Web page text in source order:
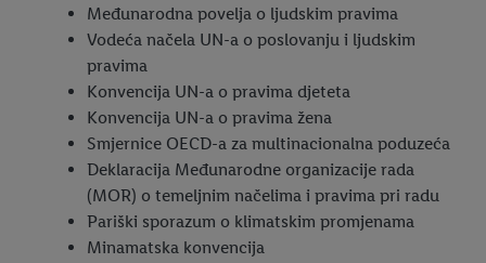
Međunarodna povelja o ljudskim pravima
Vodeća načela UN-a o poslovanju i ljudskim
pravima
Konvencija UN-a o pravima djeteta
Konvencija UN-a o pravima žena
Smjernice OECD-a za multinacionalna poduzeća
Deklaracija Međunarodne organizacije rada
(MOR) o temeljnim načelima i pravima pri radu
Pariški sporazum o klimatskim promjenama
Minamatska konvencija